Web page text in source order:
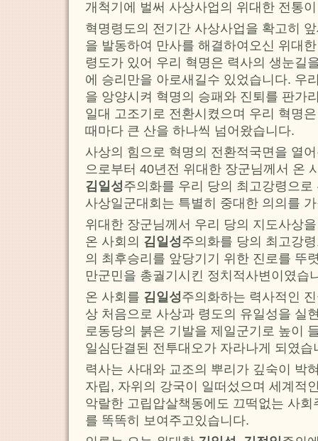
개척기에 벌써 사상사업의 위대한 전통
혁명령도의 전기간 사상사업을 확고히
을 발동하여 만사를 해결하여오신 위대
령도가 있어 우리 혁명은 력사의 생눈길
에 승리만을 아로새길수 있었습니다. 우
을 앙양시켜 혁명의 승패와 진퇴를 판가
일대 고조기로 전환시켰으며 우리 혁명
때마다 큰 산을 하나씩 넘어왔습니다.
사상의 힘으로 혁명의 전환적국면을 열
으로부터 40년전 위대한 장군님께서 온
김일성주의화를 우리 당의 최고강령으
사상일군대회는 특별히 중대한 의의를
위대한 장군님께서 우리 당의 지도사상
온 사회의 김일성주의화를 당의 최고강
의 최후승리를 앞당기기 위한 진로를 뚜
만군민을 총궐기시킨 정치적사변이였습
온 사회를 김일성주의화하는 력사적인
상 처음으로 사상과 령도의 유일성을 실
로동당의 붉은 기발을 제일군기로 높이
일심단결된 전투대오가 자라나게 되였습
력사는 사대와 교조의 뿌리가 깊숙이 박
자립, 자위의 강국이 일떠섰으며 세계적
악랄한 고립압살책동에도 끄떡없는 사
를 똑똑히 보여주고있습니다.